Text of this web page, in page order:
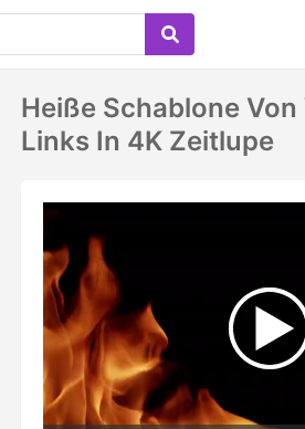
Heiße Schablone
Links In 4K Zeitlupe